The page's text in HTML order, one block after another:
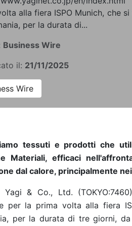
alla fiera ISPO Munich, che
per la durata di...
Business Wire
il: 21/11/2025
Wire
tessuti e prodotti che
Materiali, efficaci
dal calore, principalmente
Yagi & Co., Ltd.
per la prima volta alla fiera
per la durata di tre giorni,